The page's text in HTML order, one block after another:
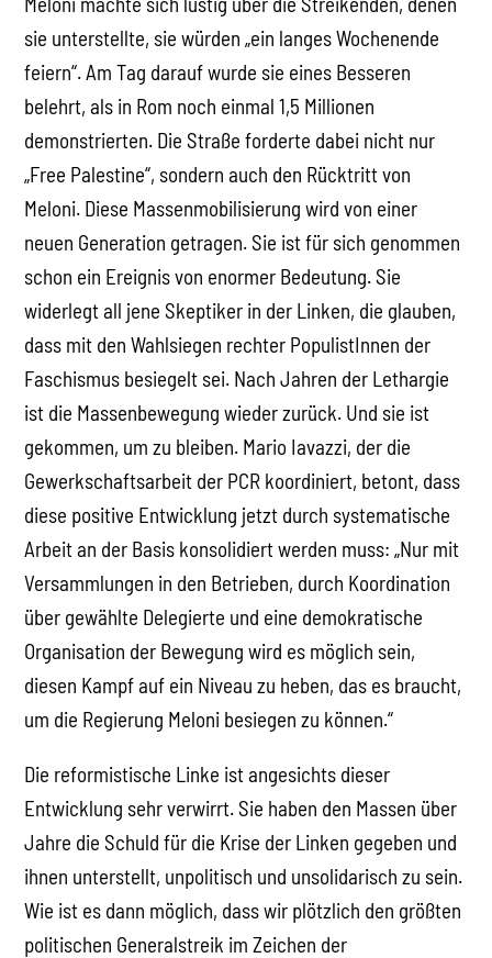
sie unterstellte, sie würden „ein langes Wochenende
feiern“. Am Tag darauf wurde sie eines Besseren
belehrt, als in Rom noch einmal 1,5 Millionen
demonstrierten. Die Straße forderte dabei nicht nur
„Free Palestine“, sondern auch den Rücktritt von
Meloni. Diese Massenmobilisierung wird von einer
neuen Generation getragen. Sie ist für sich genommen
schon ein Ereignis von enormer Bedeutung. Sie
widerlegt all jene Skeptiker in der Linken, die glauben,
dass mit den Wahlsiegen rechter PopulistInnen der
Faschismus besiegelt sei. Nach Jahren der Lethargie
ist die Massenbewegung wieder zurück. Und sie ist
gekommen, um zu bleiben. Mario Iavazzi, der die
Gewerkschaftsarbeit der PCR koordiniert, betont, dass
diese positive Entwicklung jetzt durch systematische
Arbeit an der Basis konsolidiert werden muss: „Nur mit
Versammlungen in den Betrieben, durch Koordination
über gewählte Delegierte und eine demokratische
Organisation der Bewegung wird es möglich sein,
diesen Kampf auf ein Niveau zu heben, das es braucht,
um die Regierung Meloni besiegen zu können.“
Die reformistische Linke ist angesichts dieser
Entwicklung sehr verwirrt. Sie haben den Massen über
Jahre die Schuld für die Krise der Linken gegeben und
ihnen unterstellt, unpolitisch und unsolidarisch zu sein.
Wie ist es dann möglich, dass wir plötzlich den größten
politischen Generalstreik im Zeichen der